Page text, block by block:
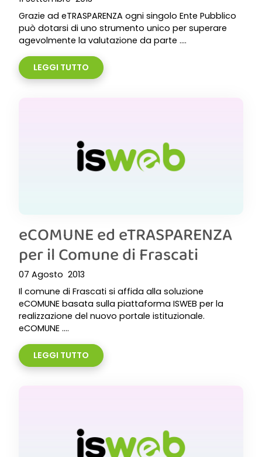
Grazie ad eTRASPARENZA ogni singolo Ente Pubblico
può dotarsi di uno strumento unico per superare
agevolmente la valutazione da parte ....
LEGGI TUTTO
eCOMUNE ed eTRASPARENZA
per il Comune di Frascati
07 Agosto 2013
Il comune di Frascati si affida alla soluzione
eCOMUNE basata sulla piattaforma ISWEB per la
realizzazione del nuovo portale istituzionale.
eCOMUNE ....
LEGGI TUTTO